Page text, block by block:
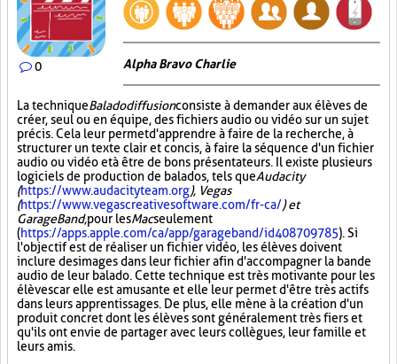
0 Alpha Bravo Charlie
La techniqueBaladodiffusionconsiste à demander aux élèves de
créer, seul ou en équipe, des fichiers audio ou vidéo sur un sujet
précis. Cela leur permet d'apprendre à faire de la recherche, à
structurer un texte clair et concis, à faire la séquence d'un fichier
audio ou vidéo et à être de bons présentateurs. Il existe plusieurs
logiciels de production de balados, tels queAudacity
(https://www.audacityteam.org), Vegas
(https://www.vegascreativesoftware.com/fr-ca/) et
GarageBand,pour lesMacseulement
(https://apps.apple.com/ca/app/garageband/id408709785). Si
l'objectif est de réaliser un fichier vidéo, les élèves doivent
inclure des images dans leur fichier afin d'accompagner la bande
audio de leur balado. Cette technique est très motivante pour les
élèves car elle est amusante et elle leur permet d'être très actifs
dans leurs apprentissages. De plus, elle mène à la création d'un
produit concret dont les élèves sont généralement très fiers et
qu'ils ont envie de partager avec leurs collègues, leur famille et
leurs amis.